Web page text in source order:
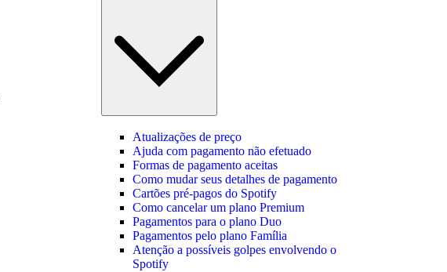
Atualizações de preço
Ajuda com pagamento não efetuado
Formas de pagamento aceitas
Como mudar seus detalhes de pagamento
Cartões pré-pagos do Spotify
Como cancelar um plano Premium
Pagamentos para o plano Duo
Pagamentos pelo plano Família
Atenção a possíveis golpes envolvendo o
Spotify